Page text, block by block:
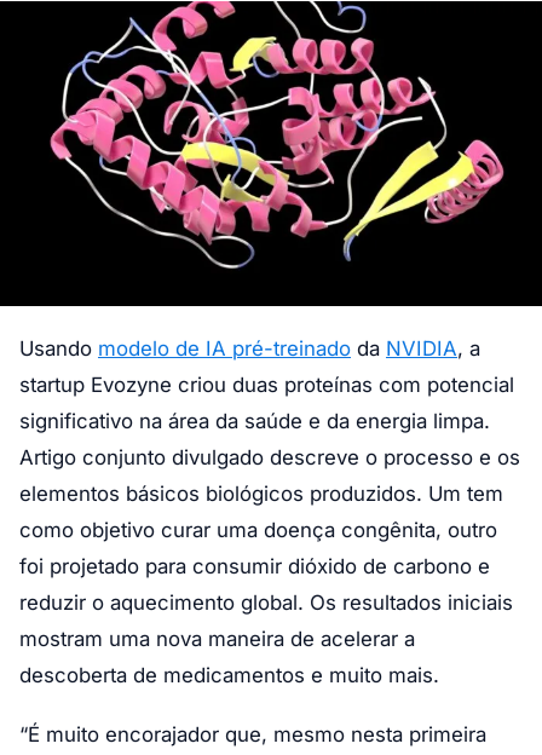
Usando modelo de IA pré-treinado da NVIDIA, a
startup Evozyne criou duas proteínas com potencial
significativo na área da saúde e da energia limpa.
Artigo conjunto divulgado descreve o processo e os
elementos básicos biológicos produzidos. Um tem
como objetivo curar uma doença congênita, outro
foi projetado para consumir dióxido de carbono e
reduzir o aquecimento global. Os resultados iniciais
mostram uma nova maneira de acelerar a
descoberta de medicamentos e muito mais.
“É muito encorajador que, mesmo nesta primeira